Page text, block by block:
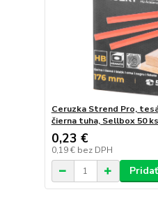
Ceruzka Strend Pro,
čierna tuha, Sellbox 50 ks
0,23 €
0,19 € bez DPH